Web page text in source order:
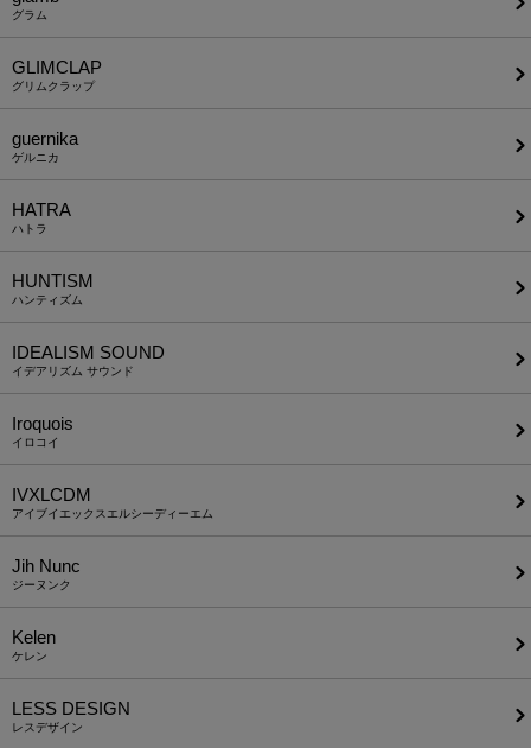
グラム
GLIMCLAP
グリムクラップ
guernika
ゲルニカ
HATRA
ハトラ
HUNTISM
ハンティズム
IDEALISM SOUND
イデアリズム サウンド
Iroquois
イロコイ
IVXLCDM
アイブイエックスエルシーディーエム
Jih Nunc
ジーヌンク
Kelen
ケレン
LESS DESIGN
レスデザイン